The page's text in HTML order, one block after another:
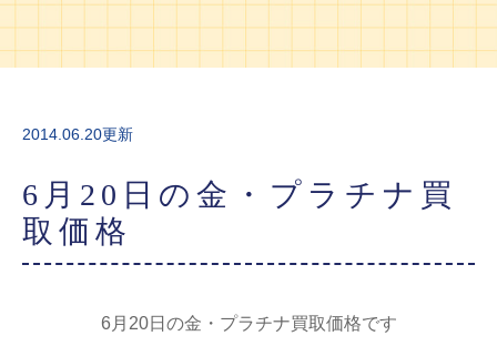
2014.06.20更新
6月20日の金・プラチナ買
取価格
6月20日の金・プラチナ買取価格です